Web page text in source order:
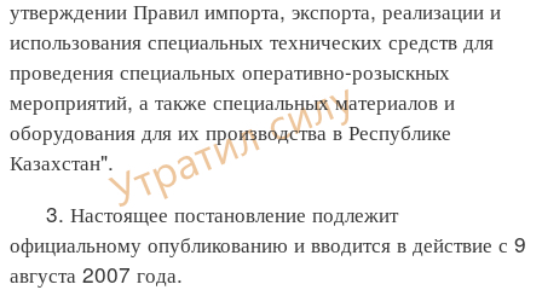
утверждении Правил импорта, экспорта, реализации и
использования специальных технических средств для
проведения специальных оперативно-розыскных
мероприятий, а также специальных материалов и
оборудования для их производства в Республике
Казахстан".
3. Настоящее постановление подлежит
официальному опубликованию и вводится в действие с 9
августа 2007 года.